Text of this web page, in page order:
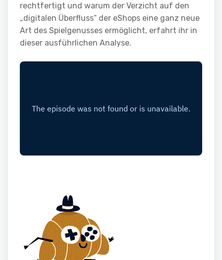
rechtfertigt und warum der Verzicht auf den
„digitalen Überfluss“ der eShops eine ganz neue
Art des Spielgenusses ermöglicht, erfahrt ihr in
dieser ausführlichen Analyse.